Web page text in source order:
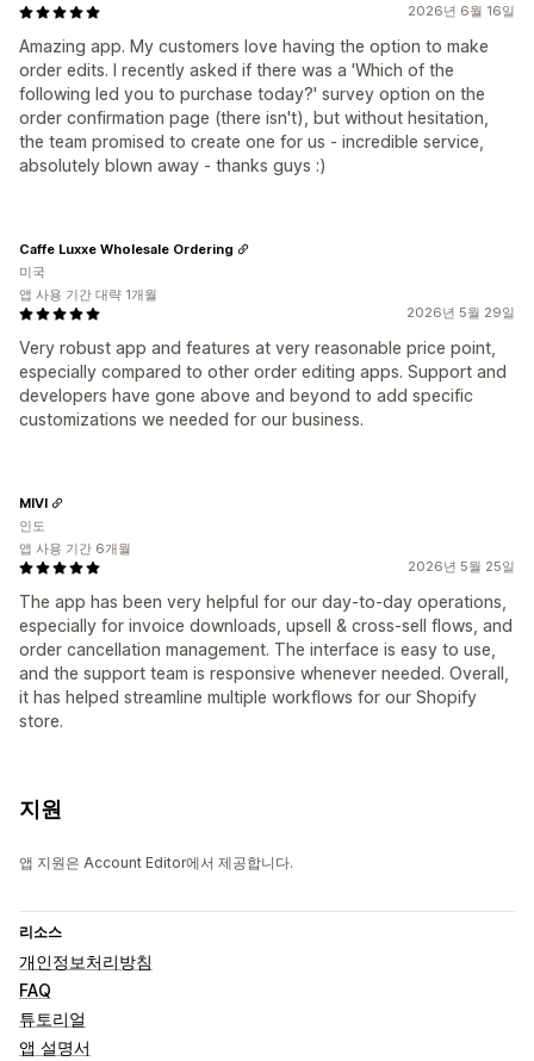
2026년 6월 16일
Amazing app. My customers love having the option to make
order edits. I recently asked if there was a 'Which of the
following led you to purchase today?' survey option on the
order confirmation page (there isn't), but without hesitation,
the team promised to create one for us - incredible service,
absolutely blown away - thanks guys :)
2026년 5월 29일
Very robust app and features at very reasonable price point,
especially compared to other order editing apps. Support and
developers have gone above and beyond to add specific
customizations we needed for our business.
Caffe Luxxe Wholesale Ordering
미국
앱 사용 기간 대략 1개월
2026년 5월 25일
The app has been very helpful for our day-to-day operations,
especially for invoice downloads, upsell & cross-sell flows, and
order cancellation management. The interface is easy to use,
and the support team is responsive whenever needed. Overall,
it has helped streamline multiple workflows for our Shopify
store.
MIVI
인도
앱 사용 기간 6개월
지원
앱 지원은 Account Editor에서 제공합니다.
리소스
개인정보처리방침
FAQ
튜토리얼
앱 설명서